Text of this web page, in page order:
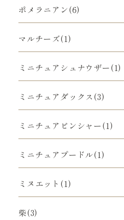
ポメラニアン(6)
マルチーズ(1)
ミニチュアシュナウザー(1)
ミニチュアダックス(3)
ミニチュアピンシャー(1)
ミニチュアプードル(1)
ミヌエット(1)
柴(3)